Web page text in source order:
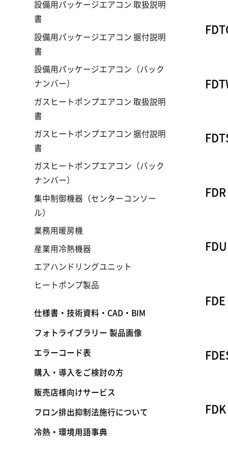
FDR
FDU
FDE
FDK
設備用パッケージエアコン 取扱説明
書
設備用パッケージエアコン 据付説明
書
設備用パッケージエアコン（バック
ナンバー）
ガスヒートポンプエアコン 取扱説明
書
ガスヒートポンプエアコン 据付説明
書
ガスヒートポンプエアコン（バック
ナンバー）
集中制御機器（センターコンソー
ル）
業務用暖房機
産業用冷熱機器
エアハンドリングユニット
ヒートポンプ製品
仕様書・技術資料・CAD・BIM
フォトライブラリー 製品画像
エラーコード表
購入・導入をご検討の方
販売店様向けサービス
フロン排出抑制法施行について
冷熱・環境用語事典